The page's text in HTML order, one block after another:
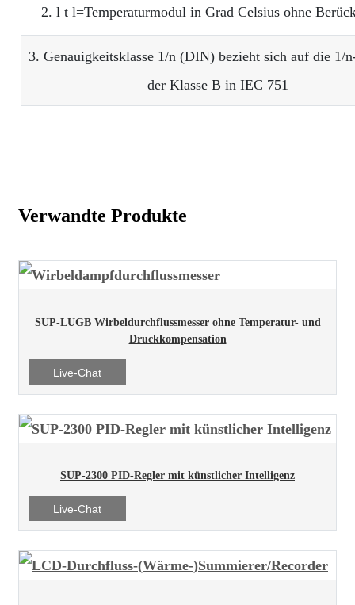
2. l t l=Temperaturmodul in Grad Celsius ohne
3. Genauigkeitsklasse 1/n (DIN) bezieht sich auf die 1/
der Klasse B in IEC 751
Verwandte Produkte
SUP-LUGB Wirbeldurchflussmesser ohne Temperatur- und
Druckkompensation
Live-Chat
SUP-2300 PID-Regler mit künstlicher Intelligenz
Live-Chat